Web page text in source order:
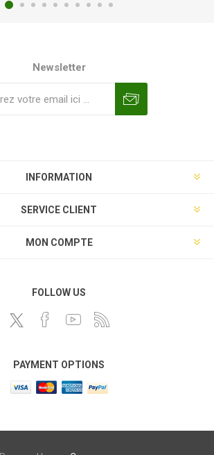
Newsletter
INFORMATION
SERVICE CLIENT
MON COMPTE
FOLLOW US
PAYMENT OPTIONS